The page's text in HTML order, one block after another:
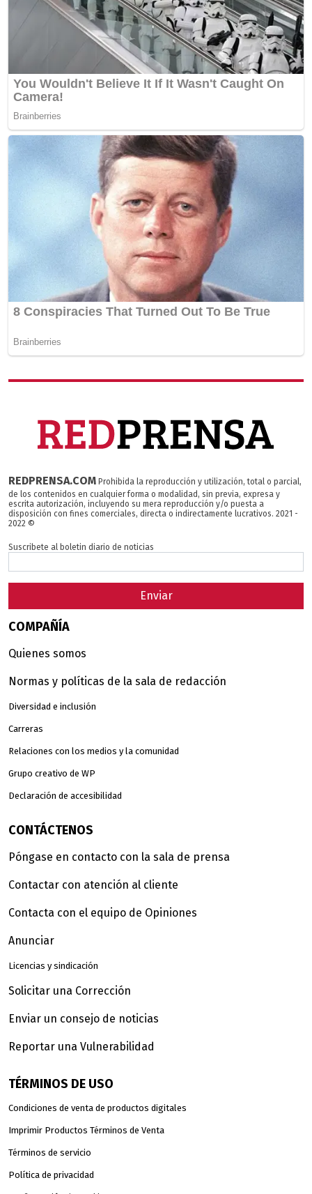
REDPRENSA.COM Prohibida la reproducción y utilización, total o parcial,
de los contenidos en cualquier forma o modalidad, sin previa, expresa y
escrita autorización, incluyendo su mera reproducción y/o puesta a
disposición con fines comerciales, directa o indirectamente lucrativos. 2021 -
2022 ©
Suscribete al boletin diario de noticias
Enviar
COMPAÑÍA
Quienes somos
Normas y políticas de la sala de redacción
Diversidad e inclusión
Carreras
Relaciones con los medios y la comunidad
Grupo creativo de WP
Declaración de accesibilidad
CONTÁCTENOS
Póngase en contacto con la sala de prensa
Contactar con atención al cliente
Contacta con el equipo de Opiniones
Anunciar
Licencias y sindicación
Solicitar una Corrección
Enviar un consejo de noticias
Reportar una Vulnerabilidad
TÉRMINOS DE USO
Condiciones de venta de productos digitales
Imprimir Productos Términos de Venta
Términos de servicio
Política de privacidad